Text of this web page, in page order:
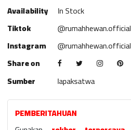
Availability
In Stock
Tiktok
@rumahhewan.official
Instagram
@rumahhewan.official
Share on
Sumber
lapaksatwa
PEMBERITAHUAN